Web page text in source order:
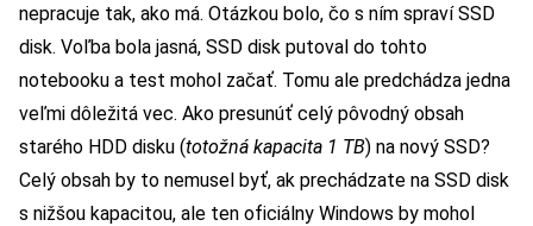
nepracuje tak, ako má. Otázkou bolo, čo s ním spraví SSD
disk. Voľba bola jasná, SSD disk putoval do tohto
notebooku a test mohol začať. Tomu ale predchádza jedna
veľmi dôležitá vec. Ako presunúť celý pôvodný obsah
starého HDD disku (totožná kapacita 1 TB) na nový SSD?
Celý obsah by to nemusel byť, ak prechádzate na SSD disk
s nižšou kapacitou, ale ten oficiálny Windows by mohol